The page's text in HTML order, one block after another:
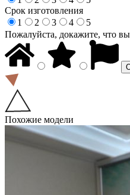
Срок изготовления
1
2 3 4
5
Пожалуйста, докажите, что
Похожие модели